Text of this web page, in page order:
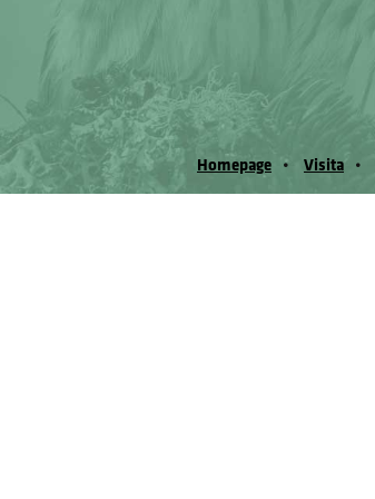
Homepage Visita